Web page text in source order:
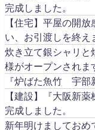
完成しました。
【住宅】平屋の開
い、お引渡しを終え
炊き立て銀シャリと
様がオープンされま
『炉ばた魚竹 宇部
【建設】『大阪新
完成しました。
新年明けましておめ